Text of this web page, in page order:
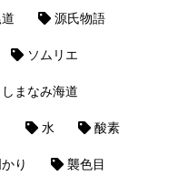
源氏物語
ソムリエ
しまなみ海道
水 酸素
り 襲色目